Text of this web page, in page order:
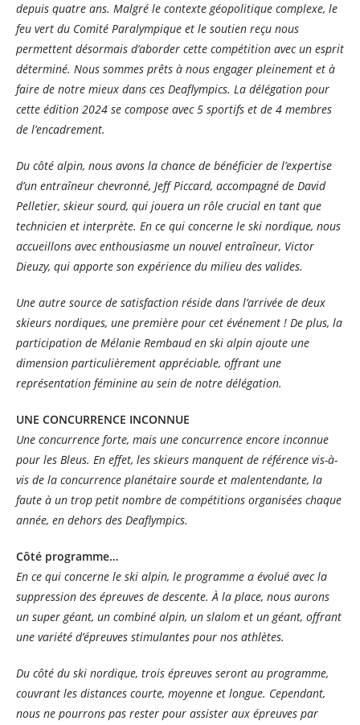
depuis quatre ans. Malgré le contexte géopolitique complexe, le
feu vert du Comité Paralympique et le soutien reçu nous
permettent désormais d’aborder cette compétition avec un esprit
déterminé. Nous sommes prêts à nous engager pleinement et à
faire de notre mieux dans ces Deaflympics. La délégation pour
cette édition 2024 se compose avec 5 sportifs et de 4 membres
de l’encadrement.
Du côté alpin, nous avons la chance de bénéficier de l’expertise
d’un entraîneur chevronné, Jeff Piccard, accompagné de David
Pelletier, skieur sourd, qui jouera un rôle crucial en tant que
technicien et interprète. En ce qui concerne le ski nordique, nous
accueillons avec enthousiasme un nouvel entraîneur, Victor
Dieuzy, qui apporte son expérience du milieu des valides.
Une autre source de satisfaction réside dans l’arrivée de deux
skieurs nordiques, une première pour cet événement ! De plus, la
participation de Mélanie Rembaud en ski alpin ajoute une
dimension particulièrement appréciable, offrant une
représentation féminine au sein de notre délégation.
UNE CONCURRENCE INCONNUE
Une concurrence forte, mais une concurrence encore inconnue
pour les Bleus. En effet, les skieurs manquent de référence vis-à-
vis de la concurrence planétaire sourde et malentendante, la
faute à un trop petit nombre de compétitions organisées chaque
année, en dehors des Deaflympics.
Côté programme…
En ce qui concerne le ski alpin, le programme a évolué avec la
suppression des épreuves de descente. À la place, nous aurons
un super géant, un combiné alpin, un slalom et un géant, offrant
une variété d’épreuves stimulantes pour nos athlètes.
Du côté du ski nordique, trois épreuves seront au programme,
couvrant les distances courte, moyenne et longue. Cependant,
nous ne pourrons pas rester pour assister aux épreuves par